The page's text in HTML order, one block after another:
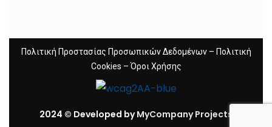
Πολιτική Προστασίας Προσωπικών Δεδομένων– Πολιτική
Cookies –Όροι Χρήσης
2024 © Developed byMyCompany Projects